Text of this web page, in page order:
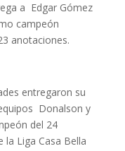
a Edgar Gómez
campeón
anotaciones.
entregaron su
Donalson y
del 24
la Liga Casa Bella